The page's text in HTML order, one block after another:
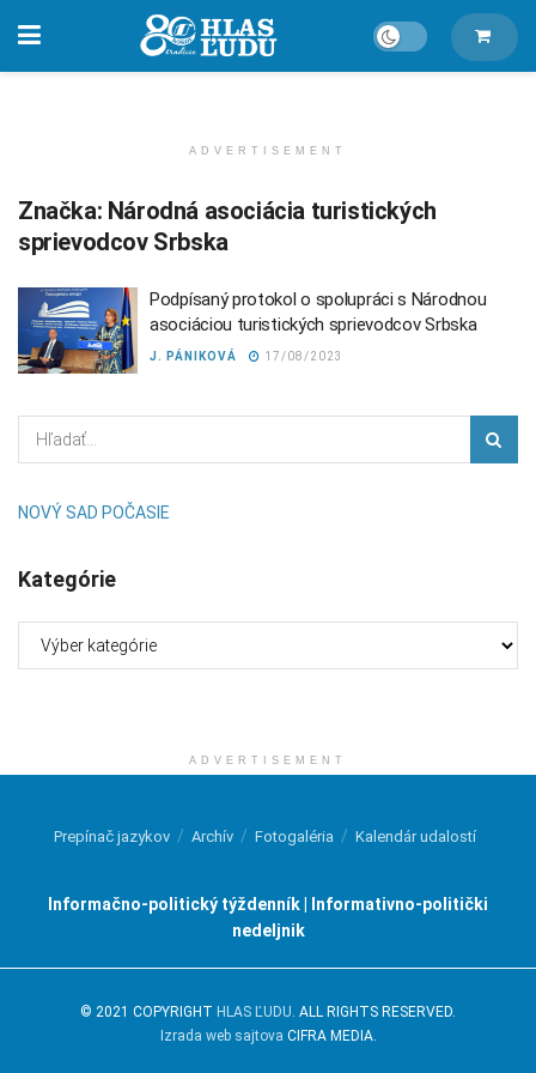
ADVERTISEMENT
Značka: Národná asociácia turistických
sprievodcov Srbska
Podpísaný protokol o spolupráci s Národnou
asociáciou turistických sprievodcov Srbska
J. PÁNIKOVÁ 17/08/2023
NOVÝ SAD POČASIE
Kategórie
ADVERTISEMENT
Prepínač jazykov Archív Fotogaléria Kalendár udalostí
Informačno-politický týždenník | Informativno-politički
nedeljnik
© 2021 COPYRIGHT HLAS ĽUDU . ALL RIGHTS RESERVED.
Izrada web sajtova CIFRA MEDIA.